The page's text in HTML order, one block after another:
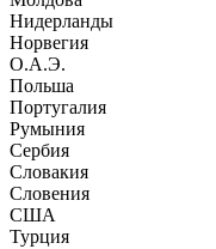
Нидерланды
Норвегия
О.А.Э.
Польша
Португалия
Румыния
Сербия
Словакия
Словения
США
Турция